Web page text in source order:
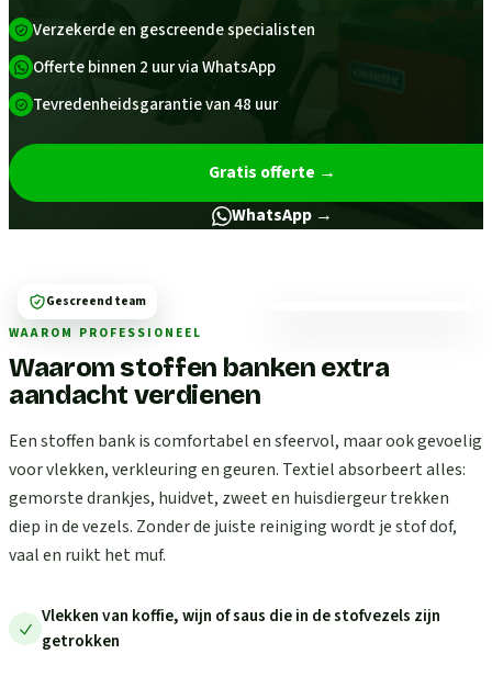
Verzekerde en gescreende specialisten
Offerte binnen 2 uur via WhatsApp
Tevredenheidsgarantie van 48 uur
Gratis offerte →
WhatsApp →
WAAROM PROFESSIONEEL
Waarom stoffen banken extra
aandacht verdienen
Een stoffen bank is comfortabel en sfeervol, maar ook gevoelig
voor vlekken, verkleuring en geuren. Textiel absorbeert alles:
gemorste drankjes, huidvet, zweet en huisdiergeur trekken
diep in de vezels. Zonder de juiste reiniging wordt je stof dof,
vaal en ruikt het muf.
Vlekken van koffie, wijn of saus die in de stofvezels zijn
getrokken
Gescreend team